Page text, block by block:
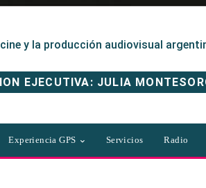
y la producción audiovisual
EJECUTIVA: JULIA
Experiencia GPS Servicios Radio